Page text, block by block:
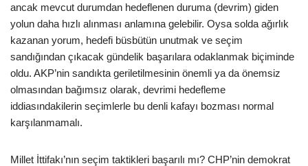
ancak mevcut durumdan hedeflenen duruma (devrim) giden
yolun daha hızlı alınması anlamına gelebilir. Oysa solda ağırlık
kazanan yorum, hedefi büsbütün unutmak ve seçim
sandığından çıkacak gündelik başarılara odaklanmak biçiminde
oldu. AKP’nin sandıkta geriletilmesinin önemli ya da önemsiz
olmasından bağımsız olarak, devrimi hedefleme
iddiasındakilerin seçimlerle bu denli kafayı bozması normal
karşılanmamalı.
Millet İttifakı’nın seçim taktikleri başarılı mı? CHP’nin demokrat